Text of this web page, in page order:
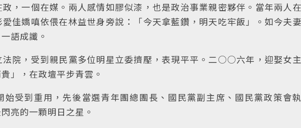
，一個在媒。兩人感情如膠似漆，也是政治事業親密夥伴。當年兩人
佳嬌嗔依偎在林益世身旁說：「今天拿藍鑽，明天吃牢飯」。如今夫
語成讖。
法院，受到親民黨多位明星立委擠壓，表現平平。二○○六年，迎娶女
」，在政壇平步青雲。
始受到重用，先後當選青年團總團長、國民黨副主席、國民黨政策會
亮的一顆明日之星。